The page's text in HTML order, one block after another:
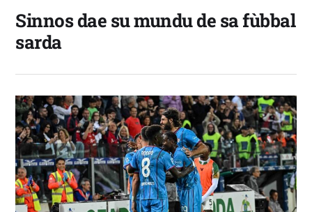
Sinnos dae su mundu de sa fùbbal
sarda